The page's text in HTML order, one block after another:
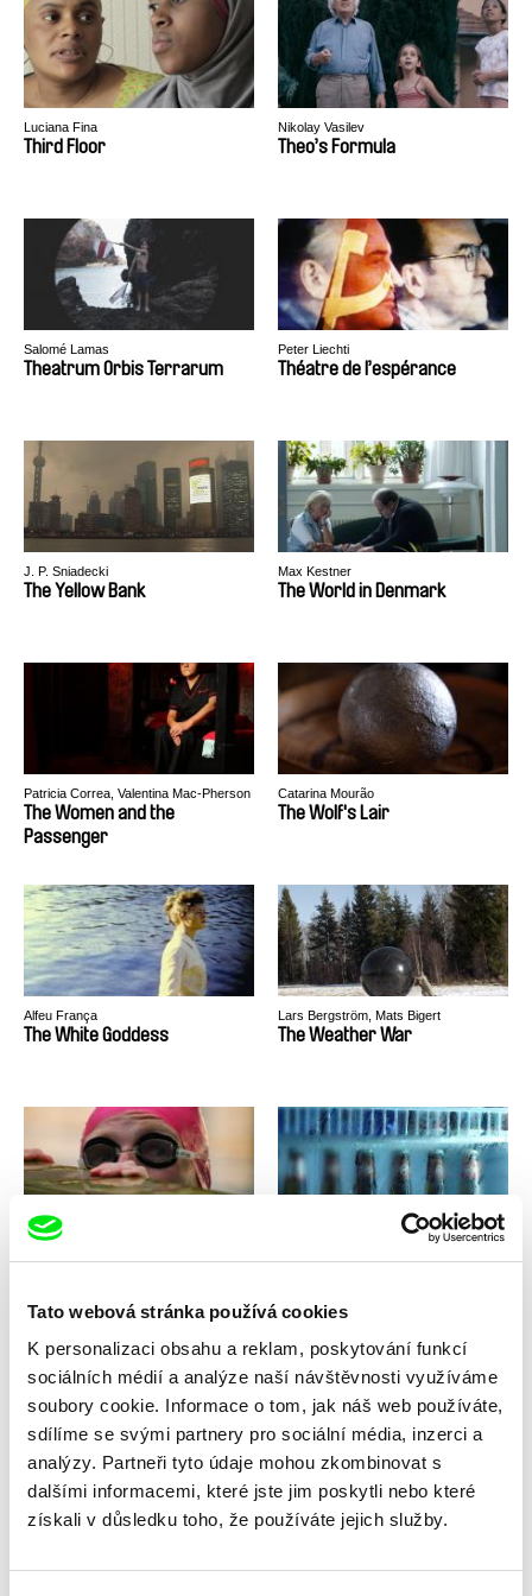
Tato webová stránka používá cookies
K personalizaci obsahu a reklam, poskytování funkcí
sociálních médií a analýze naší návštěvnosti využíváme
soubory cookie. Informace o tom, jak náš web používáte,
sdílíme se svými partnery pro sociální média, inzerci a
analýzy. Partneři tyto údaje mohou zkombinovat s
dalšími informacemi, které jste jim poskytli nebo které
získali v důsledku toho, že používáte jejich služby.
Luciana Fina
Third Floor
Nikolay Vasilev
Theo’s Formula
Salomé Lamas
Theatrum Orbis Terrarum
Peter Liechti
Théatre de l’espérance
J. P. Sniadecki
The Yellow Bank
Max Kestner
The World in Denmark
Patricia Correa, Valentina Mac-Pherson
The Women and the
Passenger
Catarina Mourão
The Wolf's Lair
Alfeu França
The White Goddess
Lars Bergström, Mats Bigert
The Weather War
Laila Pakalniņa
The Water The Wait
Inka Achté
The Wait
Salomé Jashi